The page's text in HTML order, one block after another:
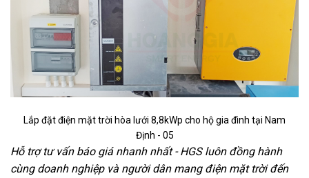
Lắp đặt điện mặt trời hòa lưới 8,8kWp cho hộ gia đình tại Nam
Định - 05
Hỗ trợ tư vấn báo giá nhanh nhất - HGS luôn đồng hành
cùng doanh nghiệp và người dân mang điện mặt trời đến